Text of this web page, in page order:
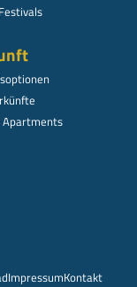
Apartments
ImpressumKontakt